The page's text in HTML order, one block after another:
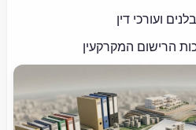
ועורכי דין
הרישום המקרקעין